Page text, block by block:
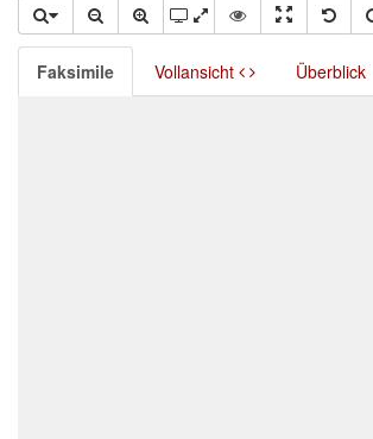
Faksimile Vollansicht Überblick